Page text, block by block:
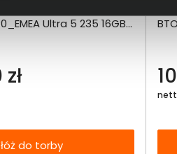
Ultra 5 235 16GB
do torby
Omówienie